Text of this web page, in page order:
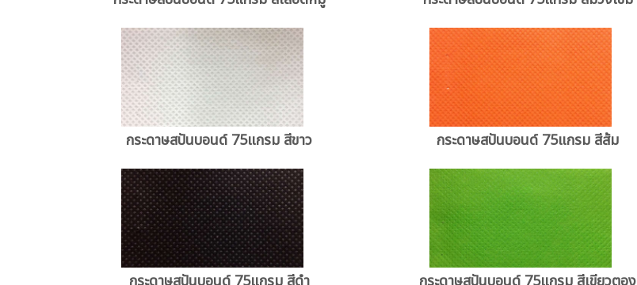
กระดาษสปันบอนด์ 75แกรม สีขาว กระดาษสปันบอนด์ 75แกรม สีส้ม